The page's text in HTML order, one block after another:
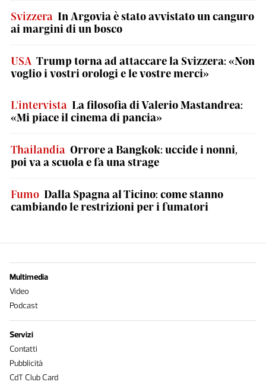
Svizzera In Argovia è stato avvistato un canguro
ai margini di un bosco
USA Trump torna ad attaccare la Svizzera: «Non
voglio i vostri orologi e le vostre merci»
L'intervista La filosofia di Valerio Mastandrea:
«Mi piace il cinema di pancia»
Thailandia Orrore a Bangkok: uccide i nonni,
poi va a scuola e fa una strage
Fumo Dalla Spagna al Ticino: come stanno
cambiando le restrizioni per i fumatori
Multimedia
Video
Podcast
Servizi
Contatti
Pubblicità
CdT Club Card